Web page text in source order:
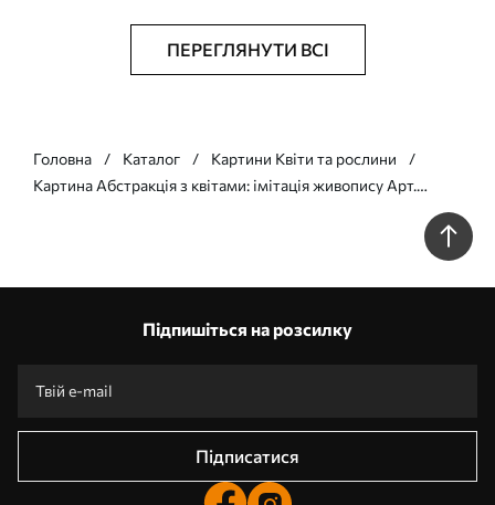
ПЕРЕГЛЯНУТИ ВСІ
Головна Каталог
Картини Квіти та рослини
Картина Абстракція з квітами: імітація живопису Арт.
Підпишіться на розсилку
Підписатися